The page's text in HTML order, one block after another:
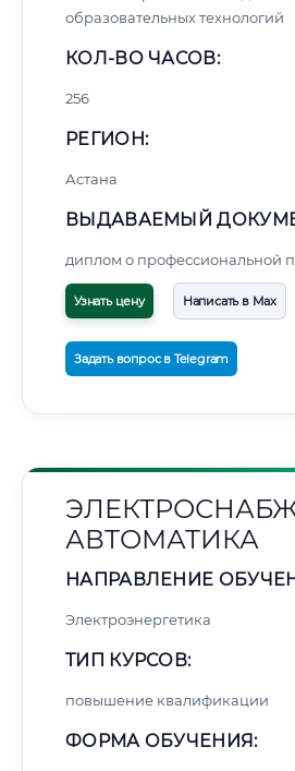
образовательных технологий
КОЛ-ВО ЧАСОВ:
256
РЕГИОН:
Астана
ВЫДАВАЕМЫЙ
диплом о профессиональной
Узнать цену Написать в Max
Задать вопрос в Telegram
АВТОМАТИКА
НАПРАВЛЕНИЕ
Электроэнергетика
ТИП КУРСОВ:
повышение квалификации
ФОРМА ОБУЧЕНИЯ: